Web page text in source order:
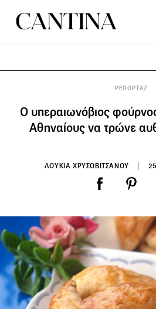
ΡΕΠΟΡΤΑΖ
Ο υπεραιωνόβιος
Αθηναίους να τρώνε
ΛΟΥΚΙΑ ΧΡΥΣΟΒΙΤΣΑΝΟΥ